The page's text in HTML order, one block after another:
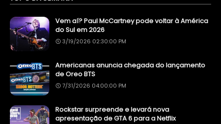
Vem aí? Paul McCartney pode voltar à América
do Sul em 2026
3/19/2026 02:30:00 PM
Americanas anuncia chegada do lançamento
de Oreo BTS
7/31/2026 04:00:00 PM
Rockstar surpreende e levará nova
apresentação de GTA 6 para a Netflix